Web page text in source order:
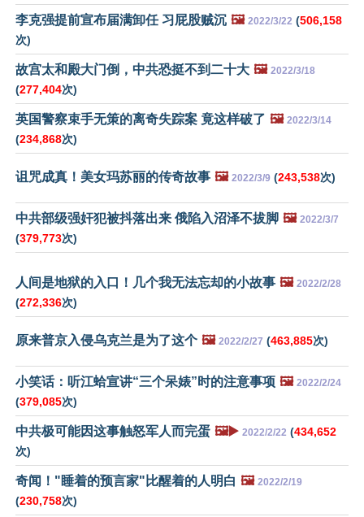
李克强提前宣布届满卸任 习屁股贼沉 🖼️ 2022/3/22 (506,158
次)
故宫太和殿大门倒，中共恐挺不到二十大 🖼️ 2022/3/18
(277,404次)
英国警察束手无策的离奇失踪案 竟这样破了 🖼️ 2022/3/14
(234,868次)
诅咒成真！美女玛苏丽的传奇故事 🖼️ 2022/3/9 (243,538次)
中共部级强奸犯被抖落出来 俄陷入沼泽不拔脚 🖼️ 2022/3/7
(379,773次)
人间是地狱的入口！几个我无法忘却的小故事 🖼️ 2022/2/28
(272,336次)
原来普京入侵乌克兰是为了这个 🖼️ 2022/2/27 (463,885次)
小笑话：听江蛤宣讲“三个呆婊”时的注意事项 🖼️ 2022/2/24
(379,085次)
中共极可能因这事触怒军人而完蛋 🖼️▶️ 2022/2/22 (434,652
次)
奇闻！"睡着的预言家"比醒着的人明白 🖼️ 2022/2/19
(230,758次)